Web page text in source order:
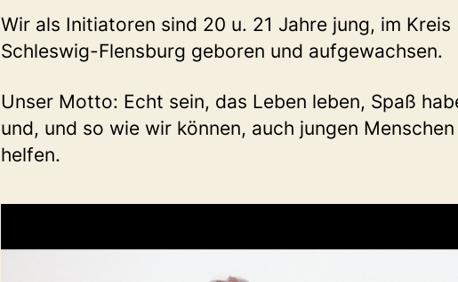
Wir als Initiatoren sind 20 u. 21 Jahre jung, im Kreis
Schleswig-Flensburg geboren und aufgewachsen.
Unser Motto: Echt sein, das Leben leben, Spaß
und, und so wie wir können, auch jungen Menschen
helfen.